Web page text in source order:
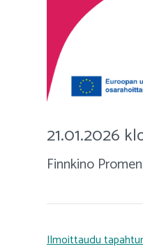
21.01.2026
Finnkino
Ilmoittaudu